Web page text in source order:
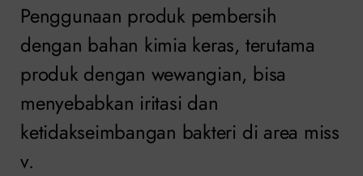
Penggunaan produk pembersih
dengan bahan kimia keras, terutama
produk dengan wewangian, bisa
menyebabkan iritasi dan
ketidakseimbangan bakteri di area miss
v.